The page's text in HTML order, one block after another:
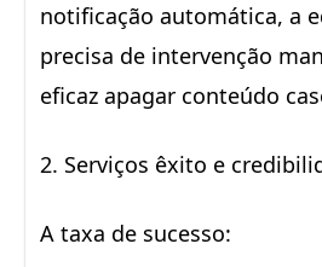
notificação automática, a
precisa de intervenção
eficaz apagar conteúdo
2. Serviços êxito e
A taxa de sucesso: